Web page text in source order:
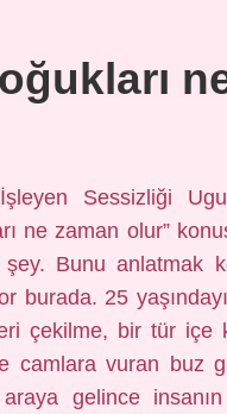
Sessizliği
ne zaman olur”
şey. Bunu anlatmak
burada. 25
çekilme, bir tür içe
camlara vuran buz
gelince